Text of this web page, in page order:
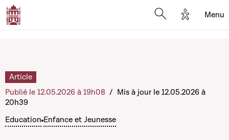
Options
Menu
Education Enfance et Jeunesse
Article
Publié le 12.05.2026 à 19h08 / Mis à jour le 12.05.2026 à
20h39